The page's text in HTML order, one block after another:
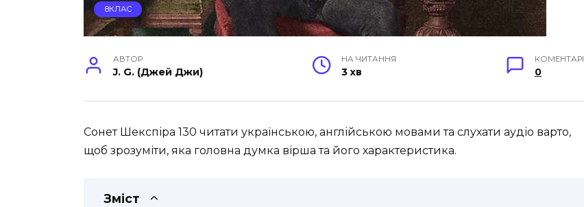
8КЛАС
АВТОР
J. G. (Джей Джи)
НА ЧИТАННЯ
3 хв
КОМЕНТАРІ
0
Сонет Шекспіра 130 читати українською, англійською мовами та слухати аудіо варто,
щоб зрозуміти, яка головна думка вірша та його характеристика.
Зміст